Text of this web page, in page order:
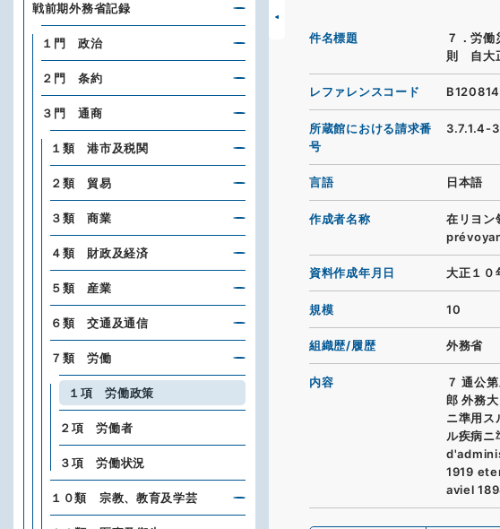
件名標題
７．労
則 自大
レファレンスコード
所蔵館における請求番
号
3.7.1.4-3
言語 日本語
作成者名称
在リヨ
資料作成年月日 大正１０
規模 10
組織歴/履歴 外務省
内容
７ 通公
郎 外務
ニ準用ス
ル疾病
1919
aviel
戦前期外務省記録
１門 政治
２門 条約
３門 通商
１類 港市及税関
２類 貿易
３類 商業
４類 財政及経済
５類 産業
６類 交通及通信
７類 労働
１項 労働政策
２項 労働者
３項 労働状況
１０類 宗教、教育及学芸